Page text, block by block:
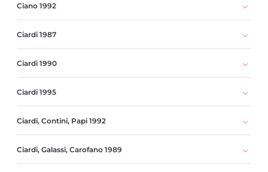
Ciano 1992
Ciardi 1987
Ciardi 1990
Ciardi 1995
Ciardi, Contini, Papi 1992
Ciardi, Galassi, Carofano 1989